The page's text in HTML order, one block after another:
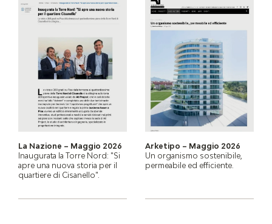
La Nazione – Maggio 2026
Inaugurata la Torre Nord: "Si
apre una nuova storia per il
quartiere di Cisanello".
Arketipo – Maggio 2026
Un organismo sostenibile,
permeabile ed efficiente.